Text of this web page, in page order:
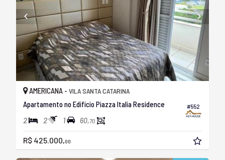
#552
AMERICANA - VILA SANTA CATARINA
Apartamento no Edifício Piazza Italia Residence
2 2 1 60,70
R$ 425.000,00